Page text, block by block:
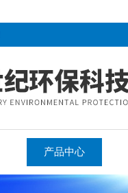
产品中心